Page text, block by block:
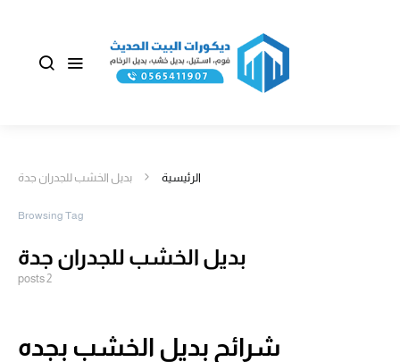
الرئيسية بديل الخشب للجدران جدة
Browsing Tag
بديل الخشب للجدران جدة
2 posts
شرائح بديل الخشب بجده